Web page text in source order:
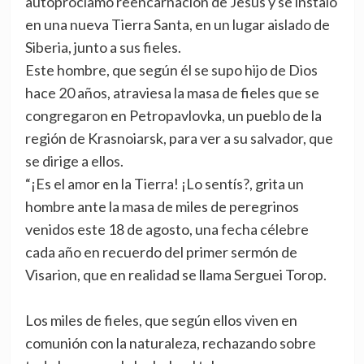
en una nueva Tierra Santa, en un lugar aislado de
Siberia, junto a sus fieles.
Este hombre, que según él se supo hijo de Dios
hace 20 años, atraviesa la masa de fieles que se
congregaron en Petropavlovka, un pueblo de la
región de Krasnoiarsk, para ver a su salvador, que
se dirige a ellos.
“¡Es el amor en la Tierra! ¡Lo sentís?, grita un
hombre ante la masa de miles de peregrinos
venidos este 18 de agosto, una fecha célebre
cada año en recuerdo del primer sermón de
Visarion, que en realidad se llama Serguei Torop.
Los miles de fieles, que según ellos viven en
comunión con la naturaleza, rechazando sobre